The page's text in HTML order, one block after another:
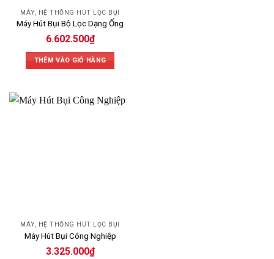
MÁY, HỆ THỐNG HÚT LỌC BỤI
Máy Hút Bụi Bộ Lọc Dạng Ống
6.602.500₫
THÊM VÀO GIỎ HÀNG
MÁY, HỆ THỐNG HÚT LỌC BỤI
Máy Hút Bụi Công Nghiệp
3.325.000₫